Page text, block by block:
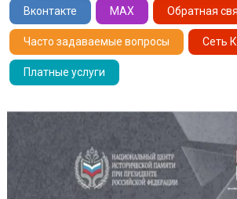
Вконтакте MAX Обратная
Часто задаваемые вопросы Сеть
Платные услуги